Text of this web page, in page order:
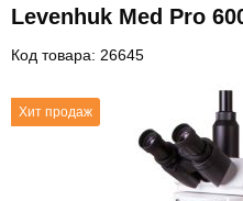
Levenhuk Med Pro
Код товара: 26645
Хит продаж